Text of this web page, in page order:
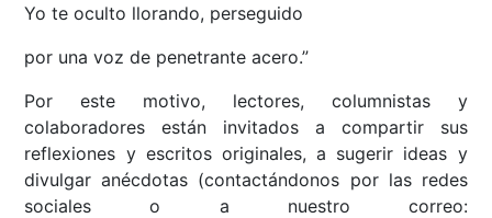
Yo te oculto llorando, perseguido
por una voz de penetrante acero.”
Por este motivo, lectores, columnistas y
colaboradores están invitados a compartir sus
reflexiones y escritos originales, a sugerir ideas y
divulgar anécdotas (contactándonos por las redes
sociales o a nuestro correo: